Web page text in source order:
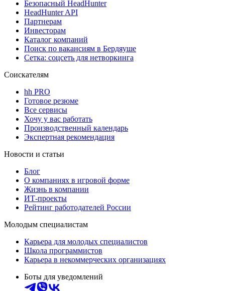
Безопасный HeadHunter
HeadHunter API
Партнерам
Инвесторам
Каталог компаний
Поиск по вакансиям в Бердяуше
Сетка: соцсеть для нетворкинга
Соискателям
hh PRO
Готовое резюме
Все сервисы
Хочу у вас работать
Производственный календарь
Экспертная рекомендация
Новости и статьи
Блог
О компаниях в игровой форме
Жизнь в компании
ИТ-проекты
Рейтинг работодателей России
Молодым специалистам
Карьера для молодых специалистов
Школа программистов
Карьера в некоммерческих организациях
Боты для уведомлений